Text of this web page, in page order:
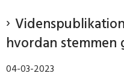
hvordan stemmen
04-03-2023